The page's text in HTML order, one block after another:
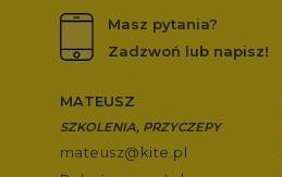
Masz pytania?
Zadzwoń lub napisz!
MATEUSZ
SZKOLENIA, PRZYCZEPY
mateusz@kite.pl